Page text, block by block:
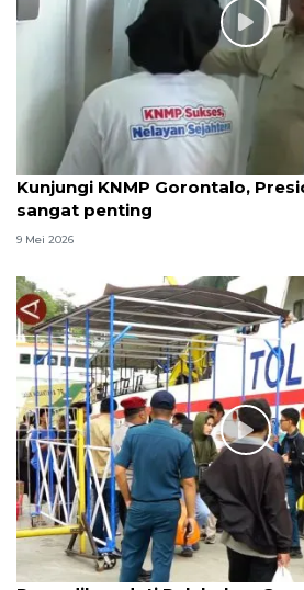
Kunjungi KNMP Gorontalo,
sangat penting
9 Mei 2026